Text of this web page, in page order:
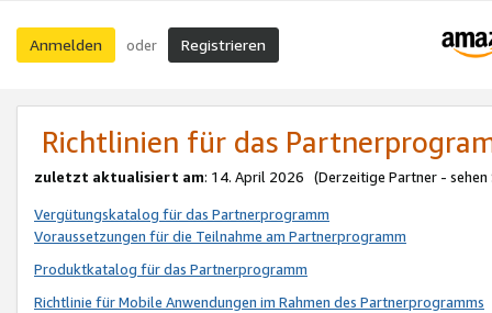
Anmelden oder Registrieren
Richtlinien für das
zuletzt aktualisiert am: 14. April 2026 (Derzeitige Partner - sehen
Vergütungskatalog für das Partnerprogramm
Voraussetzungen für die Teilnahme am Partnerprogramm
Produktkatalog für das Partnerprogramm
Richtlinie für Mobile Anwendungen im Rahmen des Partnerprogramms